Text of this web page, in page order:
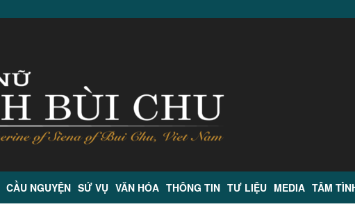
CẦU NGUYỆN SỨ VỤ VĂN HÓA THÔNG TIN TƯ LIỆU MEDIA TÂM